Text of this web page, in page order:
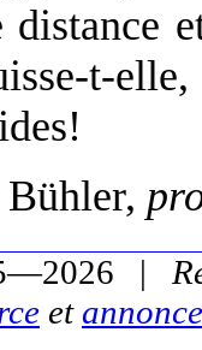
distance
t-
|
et